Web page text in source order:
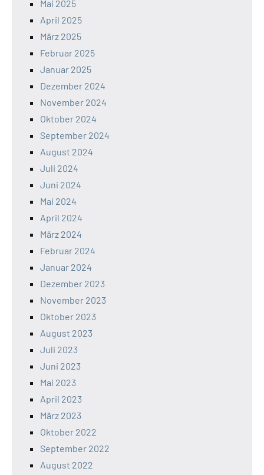
Mai 2025
April 2025
März 2025
Februar 2025
Januar 2025
Dezember 2024
November 2024
Oktober 2024
September 2024
August 2024
Juli 2024
Juni 2024
Mai 2024
April 2024
März 2024
Februar 2024
Januar 2024
Dezember 2023
November 2023
Oktober 2023
August 2023
Juli 2023
Juni 2023
Mai 2023
April 2023
März 2023
Oktober 2022
September 2022
August 2022